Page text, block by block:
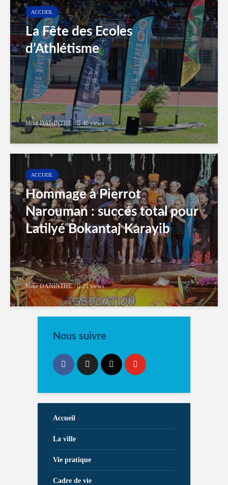
ACCUEIL
La Fête des Ecoles
d’Athlétisme
Mike DANINTHE 46 views
ACCUEIL
Hommage à Pierrot
Narouman : succés total pour
Latilyé Bokantaj Karayib
Mike DANINTHE 21 views
Nous suivre
Accueil
La ville
Vie pratique
Cadre de vie